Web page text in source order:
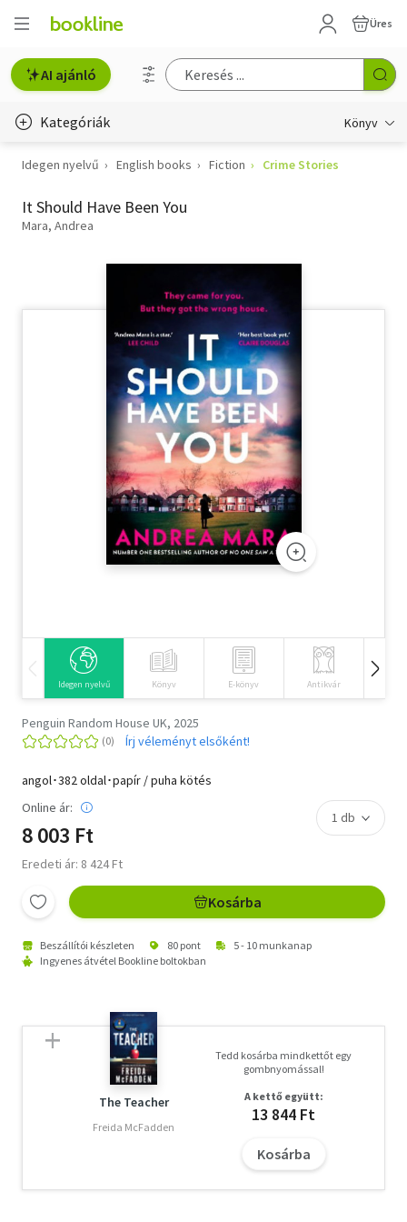
Üres
AI ajánló
Kategóriák Könyv
Életmód, egészség
Erotika
Szótár, nyelvkönyv
Tankönyv, segédkönyv
Társadalomtudomány
Természettudomány
Vallás
Idegen nyelvű English books Fiction Crime Stories
It Should Have Been You
Mara, Andrea
Idegen nyelvű Könyv E-könyv Antikvár
Penguin Random House UK, 2025
Írj véleményt elsőként!
angol･382 oldal･papír / puha kötés
Online ár:
8 003 Ft
Eredeti ár: 8 424 Ft
Kosárba
Beszállítói készleten 80 pont
5 - 10 munkanap
Ingyenes átvétel Bookline boltokban
The Teacher
Freida McFadden
Tedd kosárba mindkettőt egy
gombnyomással!
A kettő együtt:
13 844 Ft
Kosárba